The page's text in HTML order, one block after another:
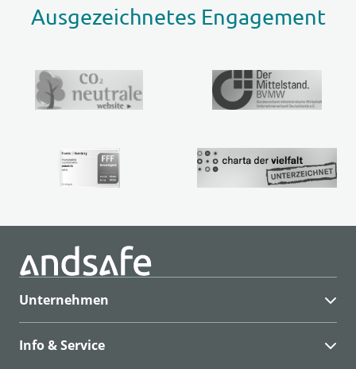
Ausgezeichnetes Engagement
Unternehmen
Info & Service